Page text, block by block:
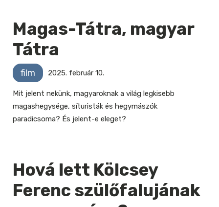
Magas-Tátra, magyar
Tátra
film 2025. február 10.
Mit jelent nekünk, magyaroknak a világ legkisebb
magashegysége, síturisták és hegymászók
paradicsoma? És jelent-e eleget?
Hová lett Kölcsey
Ferenc szülőfalujának